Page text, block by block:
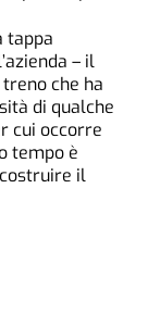
tappa
– il
che ha
di qualche
cui occorre
tempo è
il